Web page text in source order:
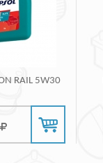
RAIL 5W30